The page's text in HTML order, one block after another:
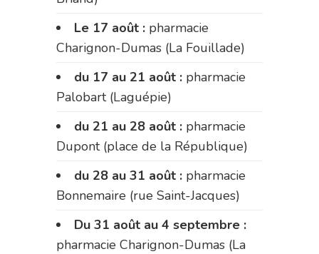
Le 17 août : pharmacie
Charignon-Dumas (La Fouillade)
du 17 au 21 août : pharmacie
Palobart (Laguépie)
du 21 au 28 août : pharmacie
Dupont (place de la République)
du 28 au 31 août : pharmacie
Bonnemaire (rue Saint-Jacques)
Du 31 août au 4 septembre :
pharmacie Charignon-Dumas (La